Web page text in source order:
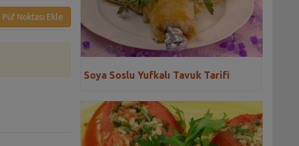
Püf Noktası Ekle
Soya Soslu Yufkalı Tavuk Tarifi